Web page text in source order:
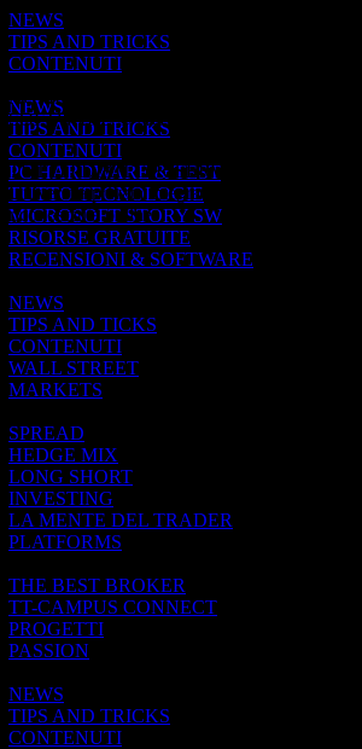
NEWS
TIPS AND TRICKS
CONTENUTI
NEWS
TIPS AND TRICKS
CONTENUTI
PC HARDWARE & TEST
TUTTO TECNOLOGIE
MICROSOFT STORY SW
RISORSE GRATUITE
RECENSIONI & SOFTWARE
NEWS
TIPS AND TICKS
CONTENUTI
WALL STREET
MARKETS
SPREAD
HEDGE MIX
LONG SHORT
INVESTING
LA MENTE DEL TRADER
PLATFORMS
THE BEST BROKER
TT-CAMPUS CONNECT
PROGETTI
PASSION
NEWS
TIPS AND TRICKS
CONTENUTI
NGMD HARDWARE ELECTRONICS &
SOFTWARE © NGMD+
TUTTI I DIRITTI RISERVATI ©
Università privata integrata in NETWORK non
riconosciuta online